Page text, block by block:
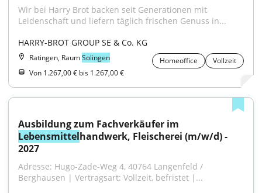
Wir bei Harry Brot backen seit Generationen mit
Leidenschaft und liefern täglich frischen Genuss in...
HARRY-BROT GROUP SE & Co. KG
Ratingen, RaumSolingen Homeoffice
Vollzeit
Von 1.267,00 € bis 1.267,00 €
Lebensmittelhandwerk, Fleischerei (m/w/d) -
2027
Adresse: Hugo-Zade-Weg 4, 40764 Langenfeld /
Berghausen | Vertragsart: Vollzeit, befristet |...